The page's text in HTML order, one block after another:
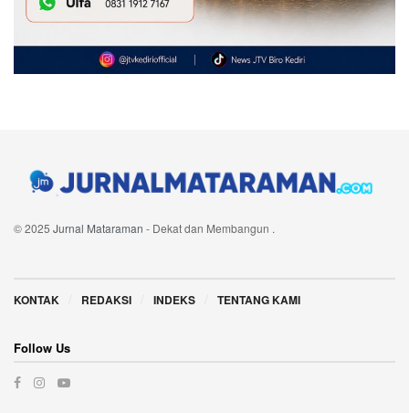
© 2025 Jurnal Mataraman - Dekat dan Membangun .
KONTAK REDAKSI INDEKS TENTANG KAMI
Follow Us